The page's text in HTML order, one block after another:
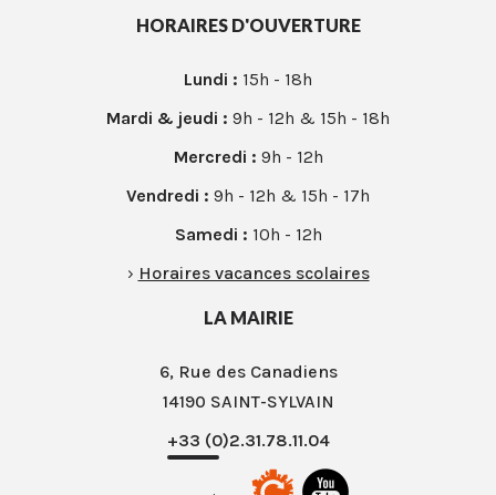
HORAIRES D'OUVERTURE
Lundi : 15h - 18h
Mardi & jeudi : 9h - 12h & 15h - 18h
Mercredi : 9h - 12h
Vendredi : 9h - 12h & 15h - 17h
Samedi : 10h - 12h
› Horaires vacances scolaires
LA MAIRIE
6, Rue des Canadiens
14190 SAINT-SYLVAIN
+33 (0)2.31.78.11.04